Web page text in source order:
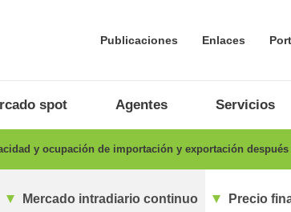
Publicaciones Enlaces
spot Agentes Servicios
y ocupación de importación y exportación
Mercado intradiario continuo Precio